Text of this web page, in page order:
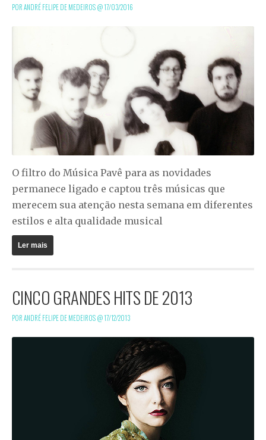
POR ANDRÉ FELIPE DE MEDEIROS @17/03/2016
O filtro do Música Pavê para as novidades
permanece ligado e captou três músicas que
merecem sua atenção nesta semana em diferentes
estilos e alta qualidade musical
Ler mais
CINCO GRANDES HITS DE 2013
POR ANDRÉ FELIPE DE MEDEIROS @17/12/2013